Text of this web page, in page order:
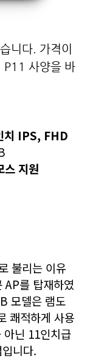
니다. 가격이
P11 사양을 바
치 IPS, FHD
스 지원
불리는 이유
AP를 탑재하였
모델은 램도
쾌적하게 사용
아닌 11인치급
니다.